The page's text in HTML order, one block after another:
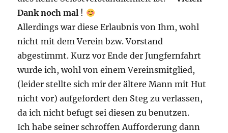
Dank noch mal !
Allerdings war diese Erlaubnis von Ihm, wohl
nicht mit dem Verein bzw. Vorstand
abgestimmt. Kurz vor Ende der Jungfernfahrt
wurde ich, wohl von einem Vereinsmitglied,
(leider stellte sich mir der ältere Mann mit Hut
nicht vor) aufgefordert den Steg zu verlassen,
da ich nicht befugt sei diesen zu benutzen.
Ich habe seiner schroffen Aufforderung dann